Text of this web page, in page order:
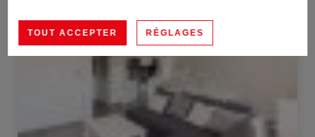
Vendu
TOUT ACCEPTER RÉGLAGES